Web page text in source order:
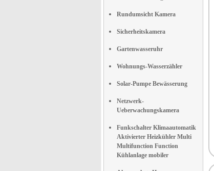
Rundumsicht Kamera
Sicherheitskamera
Gartenwasseruhr
Wohnungs-Wasserzähler
Solar-Pumpe Bewässerung
Netzwerk-
Ueberwachungskamera
Funkschalter Klimaautomatik
Aktivierter Heizkühler Multi
Multifunction Function
Kühlanlage mobiler